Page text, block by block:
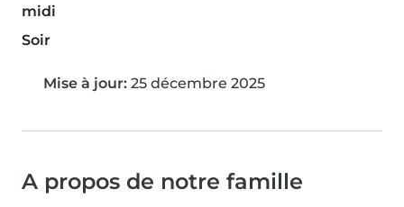
midi
Soir
Mise à jour: 25 décembre 2025
A propos de notre famille